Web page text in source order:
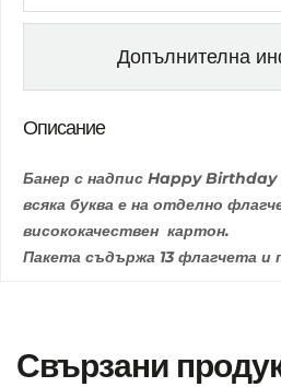
Допълнителна
Описание
Банер с надпис Happy Birthday
всяка буква е на отделно
висококачествен картон.
Пакета съдържа 13 флагчета и
Свързани